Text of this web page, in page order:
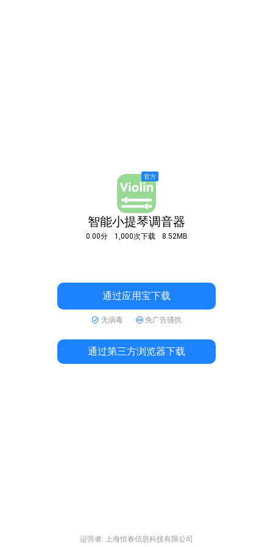
智能小提琴调音器
0.00分 1,000次下载 8.52MB
通过应用宝下载
无病毒 免广告骚扰
通过第三方浏览器下载
运营者: 上海恒春信息科技有限公司